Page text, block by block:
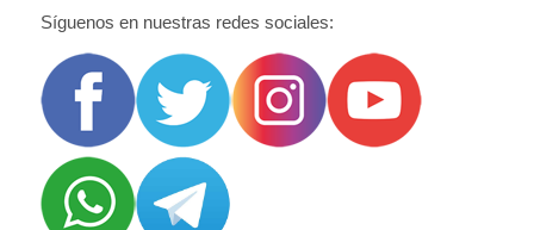
Síguenos en nuestras redes sociales: